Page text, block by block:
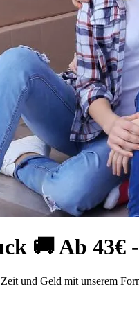
🚚 Ab 43€
und Geld mit unserem